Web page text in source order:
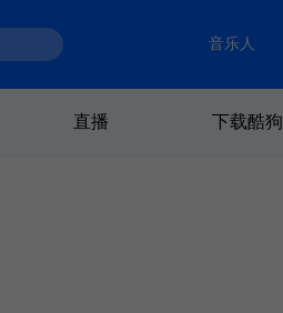
音乐人
直播 下载酷狗